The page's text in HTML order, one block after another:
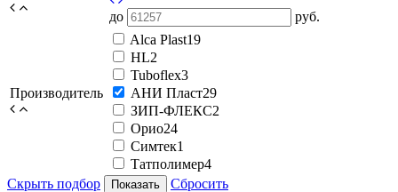
до руб.
Производитель
Alca Plast19
HL2
Tuboflex3
АНИ Пласт29
ЗИП-ФЛЕКС2
Орио24
Симтек1
Татполимер4
Скрыть подбор
Показать
Сбросить